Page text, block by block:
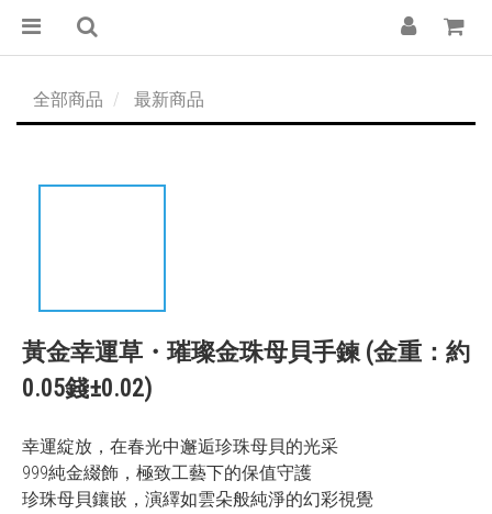
全部商品 最新商品
黃金幸運草・璀璨金珠母貝手鍊 (金重：約
0.05錢±0.02)
幸運綻放，在春光中邂逅珍珠母貝的光采
999純金綴飾，極致工藝下的保值守護
珍珠母貝鑲嵌，演繹如雲朵般純淨的幻彩視覺